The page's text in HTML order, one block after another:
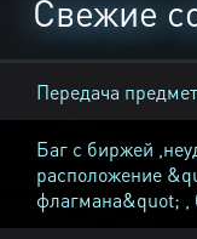
Свежие
Передача
Баг с биржей
расположение
флагмана&quot; ,